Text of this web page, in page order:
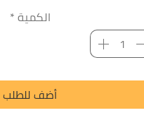
الكمية*
أضف للطلب